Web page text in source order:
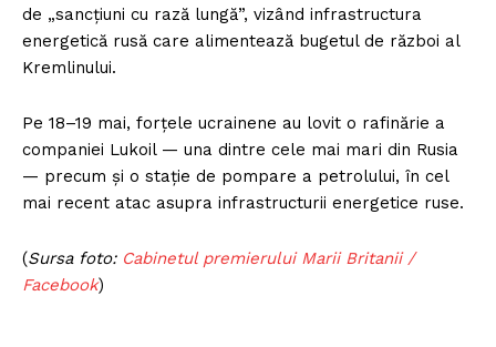
de „sancțiuni cu rază lungă”, vizând infrastructura
energetică rusă care alimentează bugetul de război al
Kremlinului.
Pe 18–19 mai, forțele ucrainene au lovit o rafinărie a
companiei Lukoil — una dintre cele mai mari din Rusia
— precum și o stație de pompare a petrolului, în cel
mai recent atac asupra infrastructurii energetice ruse.
(Sursa foto: Cabinetul premierului Marii Britanii /
Facebook)